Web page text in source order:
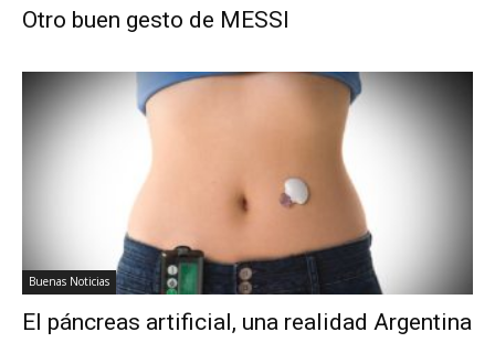
Otro buen gesto de MESSI
Buenas Noticias
El páncreas artificial, una realidad Argentina